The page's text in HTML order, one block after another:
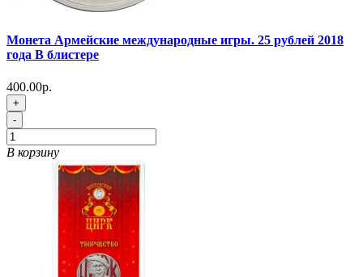
Монета Армейские международные игры. 25 рублей 2018
года В блистере
400.00р.
+
-
В корзину